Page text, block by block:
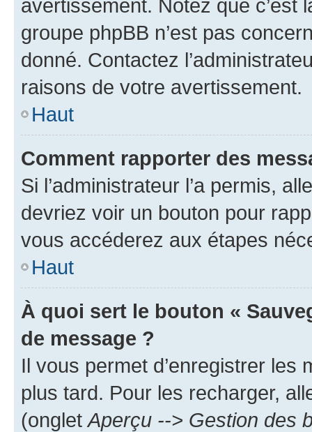
avertissement. Notez que c’est
groupe phpBB n’est pas
donné. Contactez
raisons de votre avertissement.
Haut
Comment rapporter des
Si l’administrateur l’a permis,
devriez voir un bouton pour
vous accéderez aux étapes
Haut
À quoi sert le bouton «
de message ?
Il vous permet d’enregistrer
plus tard. Pour les recharger,
(onglet Aperçu --> Gestion des